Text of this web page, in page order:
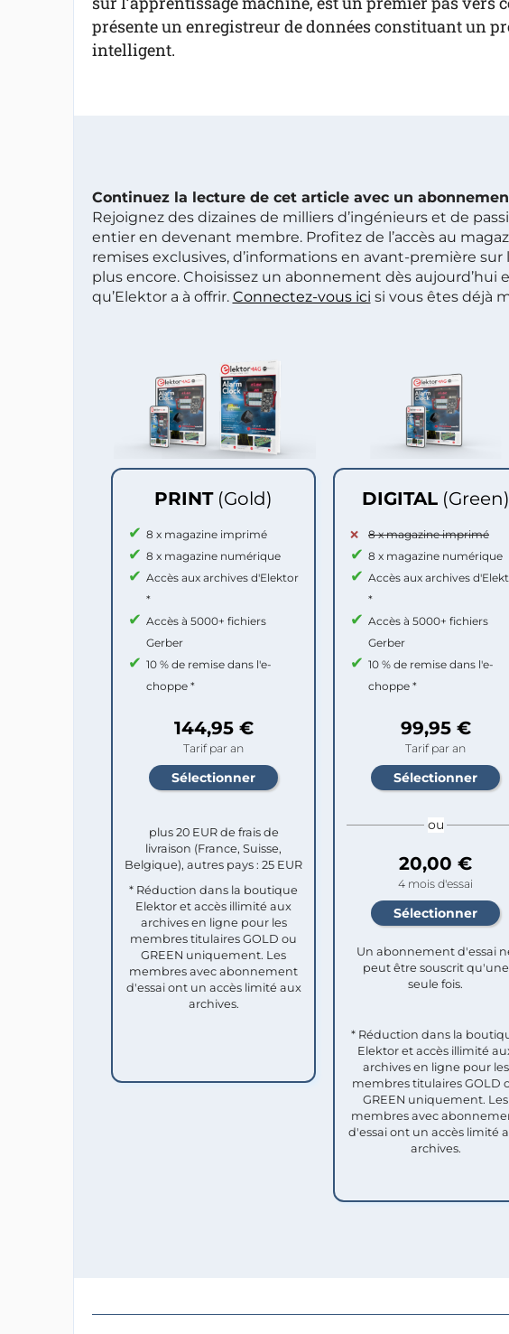
présente un enregistreur de données constituant un
intelligent.
Continuez la lecture de cet article avec un
Rejoignez des dizaines de milliers d’ingénieurs et de
entier en devenant membre. Profitez de l’accès au
remises exclusives, d’informations en avant-première
plus encore. Choisissez un abonnement dès
qu’Elektor a à offrir. Connectez-vous ici si vous êtes déjà
PRINT (Gold)
8 x magazine imprimé
8 x magazine numérique
Accès aux archives d'Elektor
*
Accès à 5000+ fichiers
Gerber
10 % de remise dans l'e-
choppe *
144,95 €
Tarif par an
plus 20 EUR de frais de
livraison (France, Suisse,
Belgique), autres pays : 25 EUR
* Réduction dans la boutique
Elektor et accès illimité aux
archives en ligne pour les
membres titulaires GOLD ou
GREEN uniquement. Les
membres avec abonnement
d'essai ont un accès limité aux
archives.
DIGITAL (Green)
8 x magazine imprimé
8 x magazine numérique
Accès aux archives
*
Accès à 5000+ fichiers
Gerber
10 % de remise dans l'e-
choppe *
99,95 €
Tarif par an
ou
20,00 €
4 mois d'essai
Un abonnement d'essai
peut être souscrit qu'une
seule fois.​
* Réduction dans la
Elektor et accès illimité
archives en ligne pour les
membres titulaires GOLD
GREEN uniquement. Les
membres avec
d'essai ont un accès limité
archives.